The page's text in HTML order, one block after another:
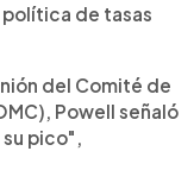
de tasas
del Comité de
Powell señaló
pico",